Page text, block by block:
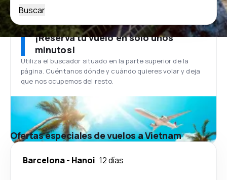
Buscar
¡Reserva tu vuelo en solo unos
minutos!
Utiliza el buscador situado en la parte superior de la
página. Cuéntanos dónde y cuándo quieres volar y deja
que nos ocupemos del resto.
Ofertas especiales de vuelos a Vietnam
Barcelona- Hanoi 12 días